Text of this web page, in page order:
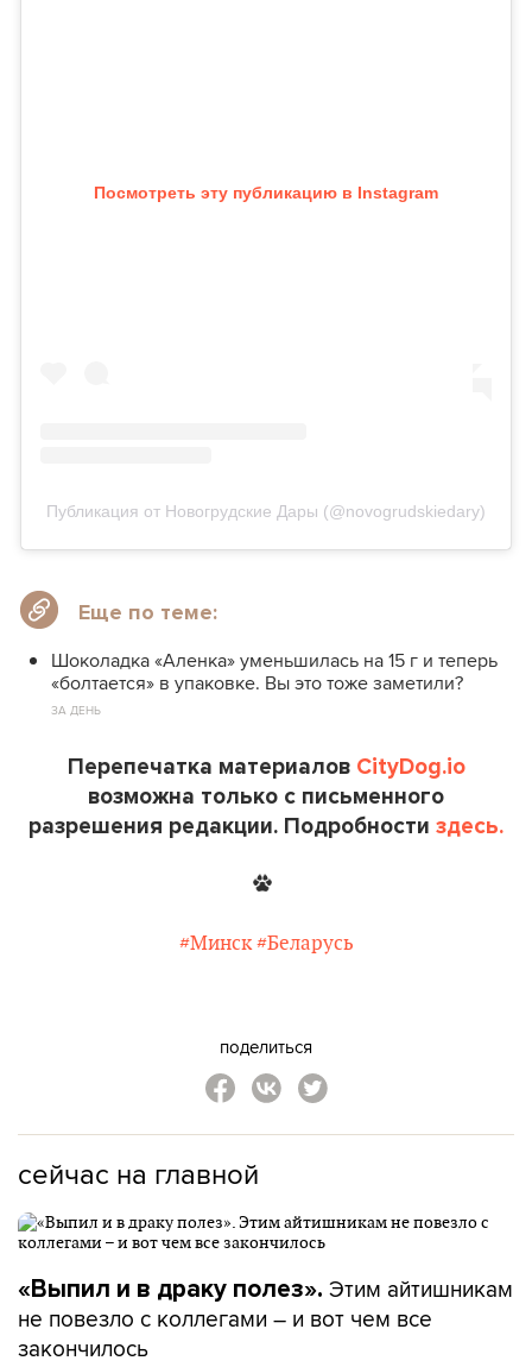
Посмотреть эту публикацию в Instagram
Публикация от Новогрудские Дары (@novogrudskiedary)
Еще по теме:
Шоколадка «Аленка» уменьшилась на 15 г и теперь
«болтается» в упаковке. Вы это тоже заметили?
ЗА ДЕНЬ
Перепечатка материалов CityDog.io
возможна только с письменного
разрешения редакции. Подробности здесь.
#Минск #Беларусь
поделиться
сейчас на главной
«Выпил и в драку полез». Этим айтишникам
не повезло с коллегами – и вот чем все
закончилось